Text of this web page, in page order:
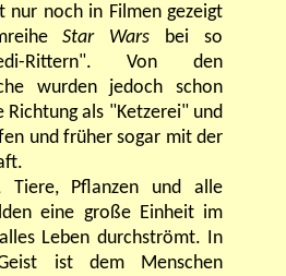
nur noch in Filmen gezeigt
Star Wars bei so
Rittern". Von den
wurden jedoch schon
Richtung als "Ketzerei" und
und früher sogar mit der
Tiere, Pflanzen und alle
eine große Einheit im
Leben durchströmt. In
ist dem Menschen